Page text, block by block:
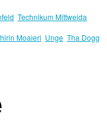
Technikum Mittweida
Moaieri Unge Tha Dogg